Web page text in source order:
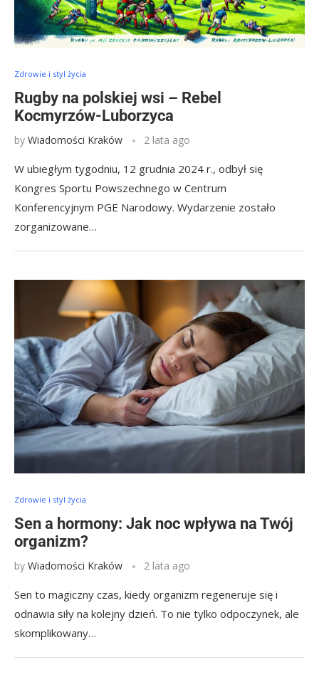
Zdrowie i styl życia
Rugby na polskiej wsi – Rebel
Kocmyrzów-Luborzyca
by Wiadomości Kraków 2 lata ago
W ubiegłym tygodniu, 12 grudnia 2024 r., odbył się
Kongres Sportu Powszechnego w Centrum
Konferencyjnym PGE Narodowy. Wydarzenie zostało
zorganizowane…
Zdrowie i styl życia
Sen a hormony: Jak noc wpływa na Twój
organizm?
by Wiadomości Kraków 2 lata ago
Sen to magiczny czas, kiedy organizm regeneruje się i
odnawia siły na kolejny dzień. To nie tylko odpoczynek, ale
skomplikowany…